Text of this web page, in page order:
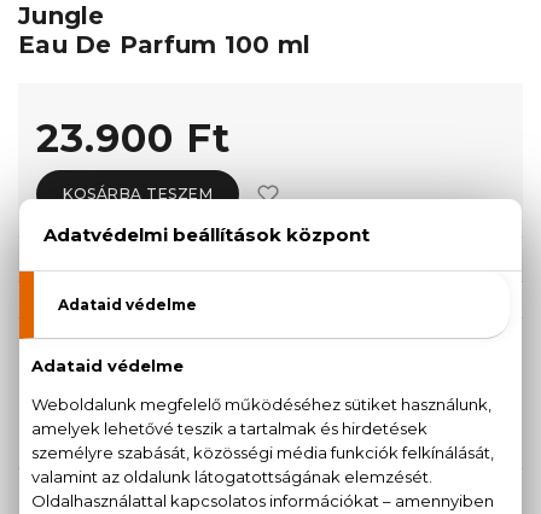
Jungle
Eau De Parfum 100 ml
23.900 Ft
KOSÁRBA TESZEM
Teszter 100 ml
KAPCSOLÓDÓ TERMÉKEK